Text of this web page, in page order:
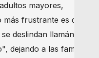
mayores,
frustrante es que
deslindan llamándolo
dejando a las familias